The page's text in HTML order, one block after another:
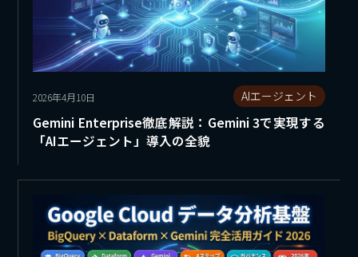
2026年4月10日 AIエージェント
Gemini Enterprise徹底解説：Gemini 3で実現する
「AIエージェント」導入の全貌